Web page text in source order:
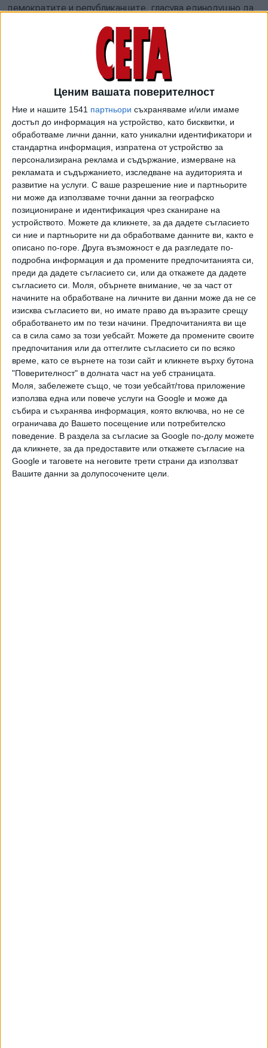
Ценим вашата поверителност
Ние и нашите 1541 партньори съхраняваме и/или имаме
достъп до информация на устройство, като бисквитки, и
обработваме лични данни, като уникални идентификатори и
стандартна информация, изпратена от устройство за
персонализирана реклама и съдържание, измерване на
рекламата и съдържанието, изследване на аудиторията и
развитие на услуги. С ваше разрешение ние и партньорите
ни може да използваме точни данни за географско
позициониране и идентификация чрез сканиране на
устройството. Можете да кликнете, за да дадете съгласието
си ние и партньорите ни да обработваме данните ви, както е
описано по-горе. Друга възможност е да разгледате по-
подробна информация и да промените предпочитанията си,
преди да дадете съгласието си, или да откажете да дадете
съгласието си. Моля, обърнете внимание, че за част от
начините на обработване на личните ви данни може да не се
изисква съгласието ви, но имате право да възразите срещу
обработването им по тези начини. Предпочитанията ви ще
са в сила само за този уебсайт. Можете да промените своите
предпочитания или да оттеглите съгласието си по всяко
време, като се върнете на този сайт и кликнете върху бутона
"Поверителност" в долната част на уеб страницата.
Моля, забележете също, че този уебсайт/това приложение
използва една или повече услуги на Google и може да
събира и съхранява информация, която включва, но не се
ограничава до Вашето посещение или потребителско
поведение. В раздела за съгласие за Google по-долу можете
да кликнете, за да предоставите или откажете съгласие на
Google и таговете на неговите трети страни да използват
Вашите данни за долупосочените цели.
демократите и републиканците, гласува единодушно да
правосъдието. Това действие на комисията се смята до
голяма степен за символично, тъй като тя няма контрол
върху решенията за повдигане на обвинения, които са в
правомощията на Министерството на правосъдието.
Въпреки това обаче ходът е исторически, тъй като
Конгресът никога не се е сезирал за наказателно дело
срещу действащ или бивш президент.
Зам.-председателят на комисията Лиз Чейни обвини
Тръмп в "явно неизпълнение на служебните задължения",
защото не е направил незабавен опит да спре бунта. Тя
го нарече "негоден за каквато и да е длъжност". "Нито
един човек, който би се държал по този начин в този
момент, не може никога повече да служи на каквато и да
е властова позиция в нашата страна", каза тя.
Обвиненията могат да доведат до забрана за заемане на
публични длъжности за 76-годишния републиканец, който
все още има значителна власт в Републиканската партия.
"Да гласуваш в Съединените щати е акт на вяра и
надежда. Тази вяра в нашата система е в основата на
американската демокрация. Ако вярата е нарушена,
нарушена е и нашата демокрация. Доналд Тръмп наруши
тази вяра", заяви председателят на комисията Бени
Томпсън.
ОТГОВОРЪТ
Доналд Тръмп обвини разследващата комисия, че е
препоръчала "фалшиви обвинения" срещу него, за да му
попречи да се кандидатира отново за Белия дом,
предаде АФП, цитирана от БГНЕС.